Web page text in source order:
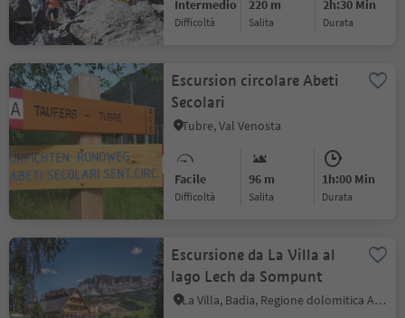
Intermedio
Difficoltà
220 m
Salita
2h:30 Min
durata
Escursion circolare Abeti
Secolari
Tubre, Val Venosta
Facile
Difficoltà
96 m
Salita
1h:00 Min
durata
Escursione da La Villa al
lago Lech da Sompunt
La Villa, Badia, Regione dolomitica Alta Badia